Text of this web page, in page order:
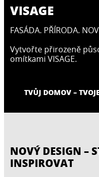
VISAGE
FASÁDA. PŘÍRODA.
Vytvořte přirozeně
omítkami VISAGE.
TVŮJ DOMOV –
NOVÝ DESIGN –
INSPIROVAT